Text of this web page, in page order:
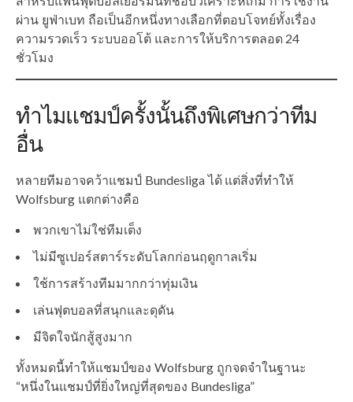
ผ่าน ยูฟ่าเบท ถือเป็นอีกหนึ่งทางเลือกที่ตอบโจทย์ทั้งเรื่อง
ความรวดเร็ว ระบบออโต้ และการให้บริการตลอด 24
ชั่วโมง
ทำไมแชมป์ครั้งนั้นถึงพิเศษกว่าทีม
อื่น
หลายทีมอาจคว้าแชมป์ Bundesliga ได้ แต่สิ่งที่ทำให้
Wolfsburg แตกต่างคือ
พวกเขาไม่ใช่ทีมเต็ง
ไม่มีซูเปอร์สตาร์ระดับโลกก่อนฤดูกาลเริ่ม
ใช้การสร้างทีมมากกว่าทุ่มเงิน
เล่นฟุตบอลที่สนุกและดุดัน
มีจิตใจนักสู้สูงมาก
ทั้งหมดนี้ทำให้แชมป์ของ Wolfsburg ถูกจดจำในฐานะ
“หนึ่งในแชมป์ที่ยิ่งใหญ่ที่สุดของ Bundesliga”